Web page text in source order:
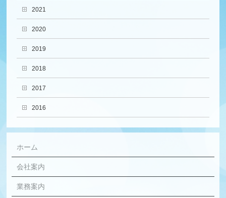
2021
2020
2019
2018
2017
2016
ホーム
会社案内
業務案内